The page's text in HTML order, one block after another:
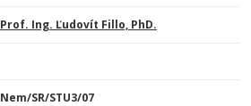
Prof. Ing. Ľudovít Fillo, PhD.
Nem/SR/STU3/07